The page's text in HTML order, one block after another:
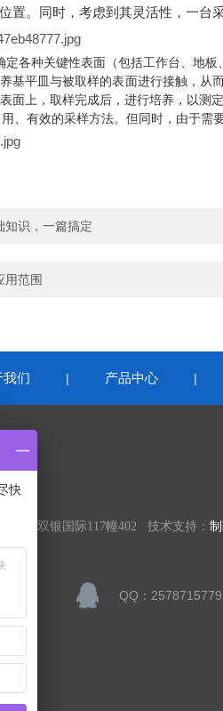
置。同时，考虑到其灵活性，一台
定各种关键性表面（包括工作台、地
基平皿与被取样的表面进行接触，
面上，取样完成后，进行培养，以测
、有效的采样方法。但同时，由于需
知识，一篇搞定
用范围
我们 | 产品中心 |
号双银国际117幢402 技术支持：
QQ：2578715779
快